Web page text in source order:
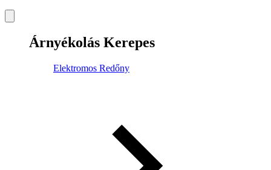
Árnyékolás Kerepes
Elektromos Redőny